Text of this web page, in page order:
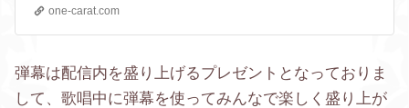
one-carat.com
弾幕は配信内を盛り上げるプレゼントとなっておりま
して、歌唱中に弾幕を使ってみんなで楽しく盛り上が